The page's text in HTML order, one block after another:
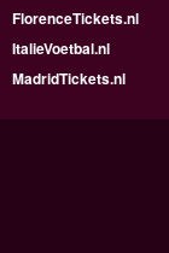
FlorenceTickets.nl
ItalieVoetbal.nl
MadridTickets.nl